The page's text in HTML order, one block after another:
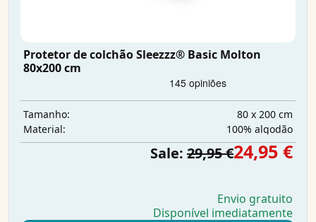
Protetor de colchão Sleezzz® Basic Molton
80x200 cm
Tamanho:
80 x 200 cm
Material:
100% algodão
Sale: 29,95 €24,95 €
Envio gratuito
Disponível imediatamente